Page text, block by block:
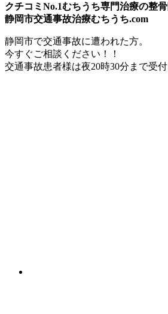
クチコミNo.1むちうち専門治療の整
静岡市交通事故治療むちうち.com
静岡市で交通事故に遭われた方。
今すぐご相談ください！！
交通事故患者様は夜20時30分 まで受